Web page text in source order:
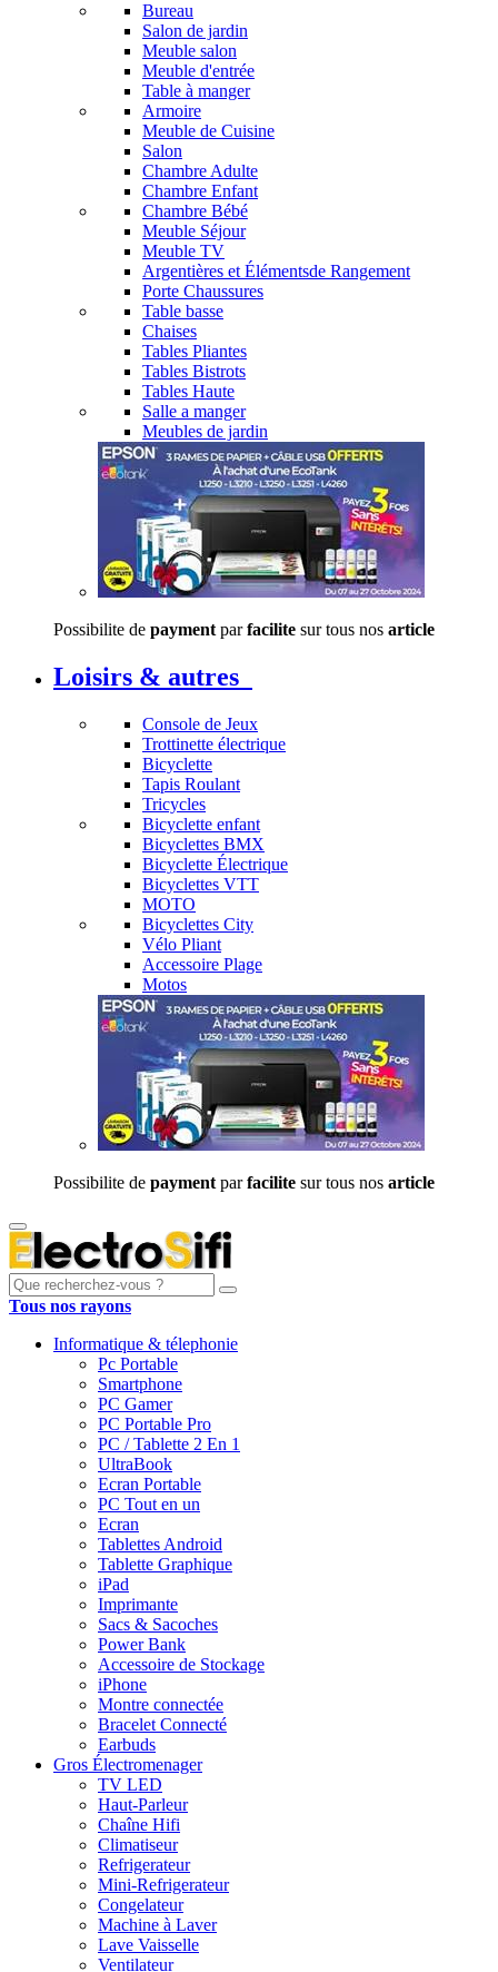
Bureau
Salon de jardin
Meuble salon
Meuble d'entrée
Table à manger
Armoire
Meuble de Cuisine
Salon
Chambre Adulte
Chambre Enfant
Chambre Bébé
Meuble Séjour
Meuble TV
Argentières et Élémentsde Rangement
Porte Chaussures
Table basse
Chaises
Tables Pliantes
Tables Bistrots
Tables Haute
Salle a manger
Meubles de jardin
Possibilite de payment parfacilite sur tous nos article
Loisirs & autres
Console de Jeux
Trottinette électrique
Bicyclette
Tapis Roulant
Tricycles
Bicyclette enfant
Bicyclettes BMX
Bicyclette Électrique
Bicyclettes VTT
MOTO
Bicyclettes City
Vélo Pliant
Accessoire Plage
Motos
Possibilite de payment parfacilite sur tous nos article
Tous nos rayons
Informatique & télephonie
Pc Portable
Smartphone
PC Gamer
PC Portable Pro
PC / Tablette 2 En 1
UltraBook
Ecran Portable
PC Tout en un
Ecran
Tablettes Android
Tablette Graphique
iPad
Imprimante
Sacs & Sacoches
Power Bank
Accessoire de Stockage
iPhone
Montre connectée
Bracelet Connecté
Earbuds
Gros Électromenager
TV LED
Haut-Parleur
Chaîne Hifi
Climatiseur
Refrigerateur
Mini-Refrigerateur
Congelateur
Machine à Laver
Lave Vaisselle
Ventilateur